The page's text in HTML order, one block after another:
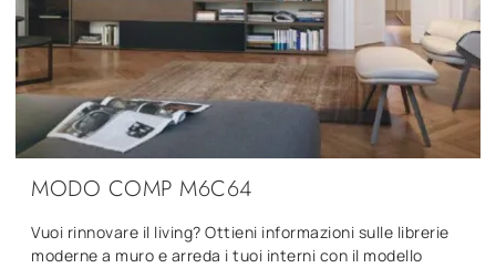
MODO COMP M6C64
Vuoi rinnovare il living? Ottieni informazioni sulle librerie
moderne a muro e arreda i tuoi interni con il modello